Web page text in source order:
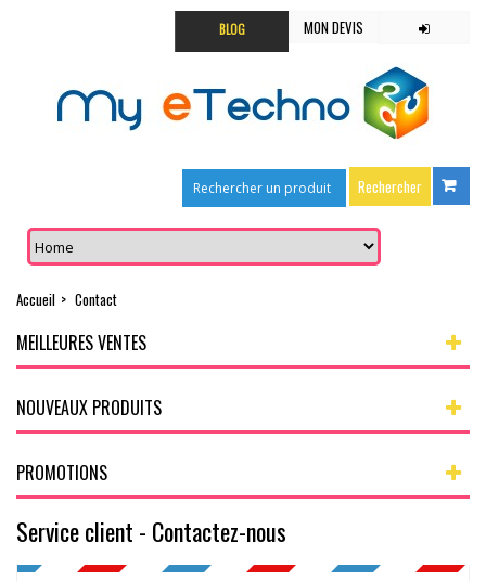
MON DEVIS
BLOG
Accueil > Contact
MEILLEURES VENTES
NOUVEAUX PRODUITS
PROMOTIONS
Service client - Contactez-nous